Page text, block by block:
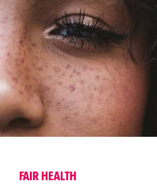
FAIR HEALTH